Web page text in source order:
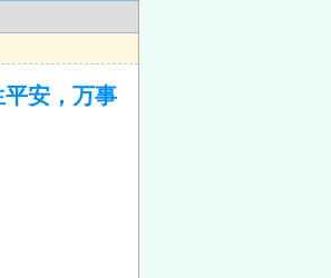
安，万事